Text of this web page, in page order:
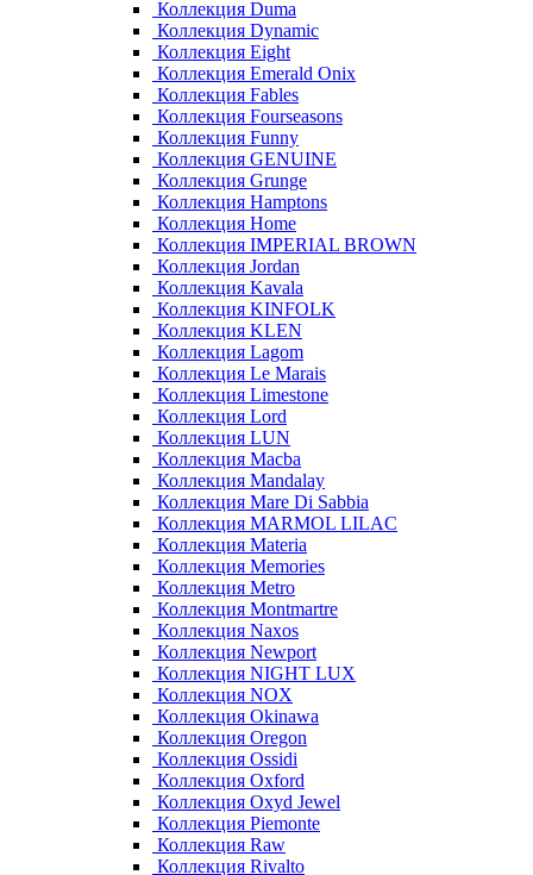
Коллекция Duma
Коллекция Dynamic
Коллекция Eight
Коллекция Emerald Onix
Коллекция Fables
Коллекция Fourseasons
Коллекция Funny
Коллекция GENUINE
Коллекция Grunge
Коллекция Hamptons
Коллекция Home
Коллекция IMPERIAL BROWN
Коллекция Jordan
Коллекция Kavala
Коллекция KINFOLK
Коллекция KLEN
Коллекция Lagom
Коллекция Le Marais
Коллекция Limestone
Коллекция Lord
Коллекция LUN
Коллекция Macba
Коллекция Mandalay
Коллекция Mare Di Sabbia
Коллекция MARMOL LILAC
Коллекция Materia
Коллекция Memories
Коллекция Metro
Коллекция Montmartre
Коллекция Naxos
Коллекция Newport
Коллекция NIGHT LUX
Коллекция NOX
Коллекция Okinawa
Коллекция Oregon
Коллекция Ossidi
Коллекция Oxford
Коллекция Oxyd Jewel
Коллекция Piemonte
Коллекция Raw
Коллекция Rivalto